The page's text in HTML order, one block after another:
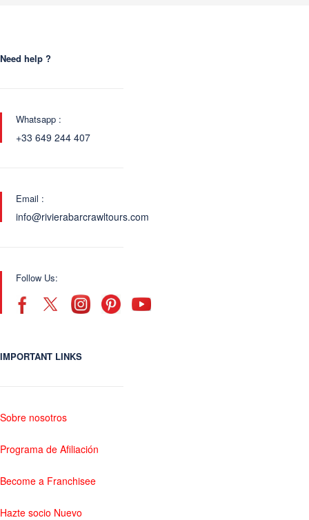
Need help ?
Whatsapp :
+33 649 244 407
Email :
info@rivierabarcrawltours.com
Follow Us:
IMPORTANT LINKS
Sobre nosotros
Programa de Afiliación
Become a Franchisee
Hazte socio Nuevo